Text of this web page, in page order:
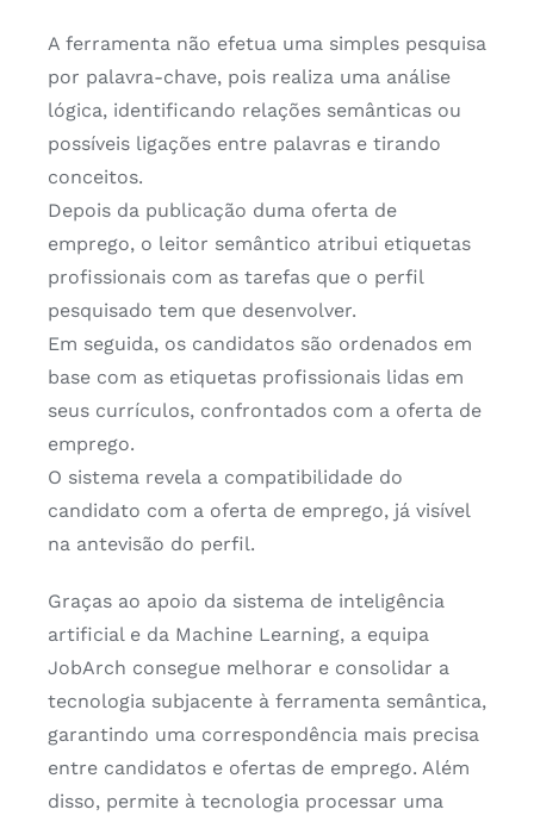
may combine it with other information that you’ve
provided to them or that they’ve collected from your use
of their services. You consent to our cookies if you
continue to use our website.
Consent
Preferences
Statistics
Marketing
Allow selection
Use necessary cookies only
A ferramenta não efetua uma simples pesquisa
por palavra-chave, pois realiza uma análise
lógica, identificando relações semânticas ou
possíveis ligações entre palavras e tirando
conceitos.
Depois da publicação duma oferta de
emprego, o leitor semântico atribui etiquetas
profissionais com as tarefas que o perfil
pesquisado tem que desenvolver.
Em seguida, os candidatos são ordenados em
base com as etiquetas profissionais lidas em
seus currículos, confrontados com a oferta de
emprego.
O sistema revela a compatibilidade do
candidato com a oferta de emprego, já visível
na antevisão do perfil.
Graças ao apoio da sistema de inteligência
artificial e da Machine Learning, a equipa
JobArch consegue melhorar e consolidar a
tecnologia subjacente à ferramenta semântica,
garantindo uma correspondência mais precisa
entre candidatos e ofertas de emprego. Além
disso, permite à tecnologia processar uma